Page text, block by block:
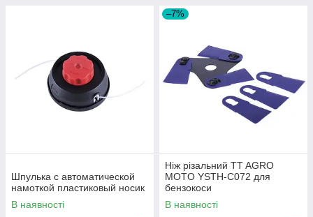
Шпулька с автоматической
намоткой пластиковый носик
В наявності
–7%
Ніж різальний TT AGRO
MOTO YSTH-C072 для
бензокоси
В наявності